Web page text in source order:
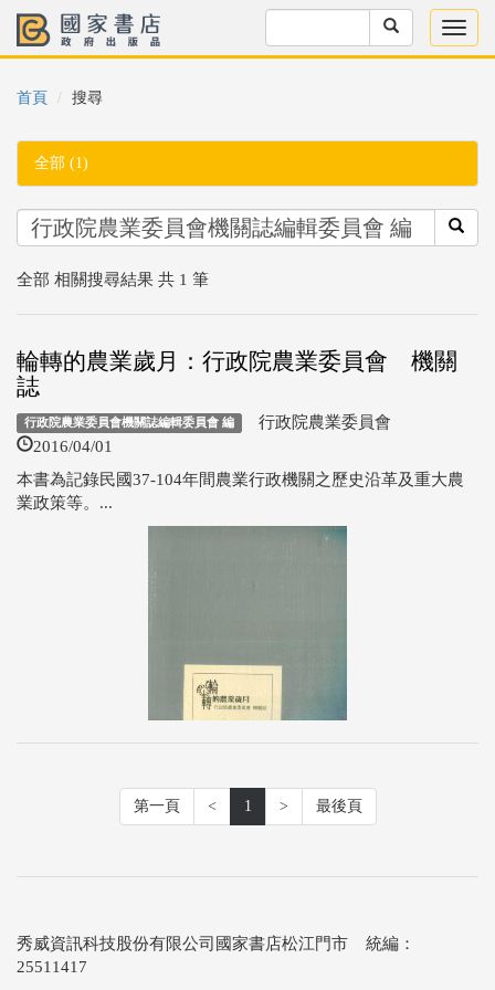
首頁 搜尋
全部 (1)
全部 相關搜尋結果 共 1 筆
輪轉的農業歲月：行政院農業委員會 機關
誌
行政院農業委員會機關誌編輯委員會 編 行政院農業委員會
2016/04/01
本書為記錄民國37-104年間農業行政機關之歷史沿革及重大農
業政策等。...
第一頁 < 1 > 最後頁
秀威資訊科技股份有限公司國家書店松江門市 統編：
25511417